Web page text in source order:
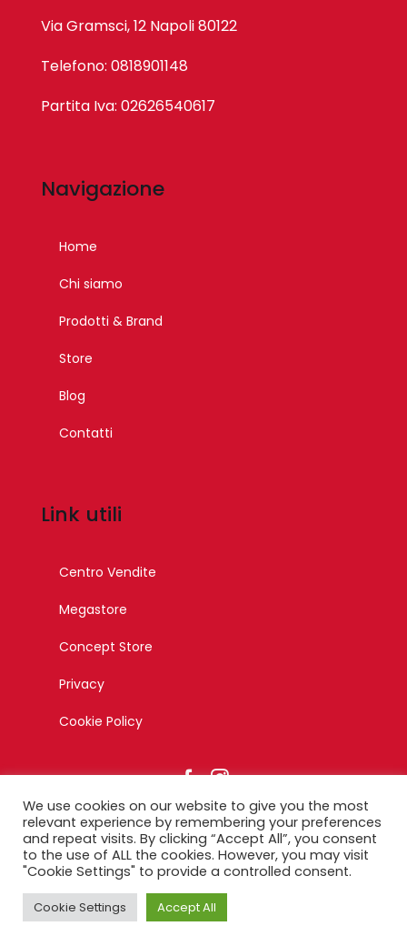
Via Gramsci, 12 Napoli 80122
Telefono: 0818901148
Partita Iva: 02626540617
Navigazione
Home
Chi siamo
Prodotti & Brand
Store
Blog
Contatti
Link utili
Centro Vendite
Megastore
Concept Store
Privacy
Cookie Policy
© Copyright 2023 – Esagono Srl – Tutti i diritti riservati –
Designed by Ikonika
We use cookies on our website to give you the most
relevant experience by remembering your preferences
and repeat visits. By clicking “Accept All”, you consent
to the use of ALL the cookies. However, you may visit
"Cookie Settings" to provide a controlled consent.
Cookie Settings Accept All